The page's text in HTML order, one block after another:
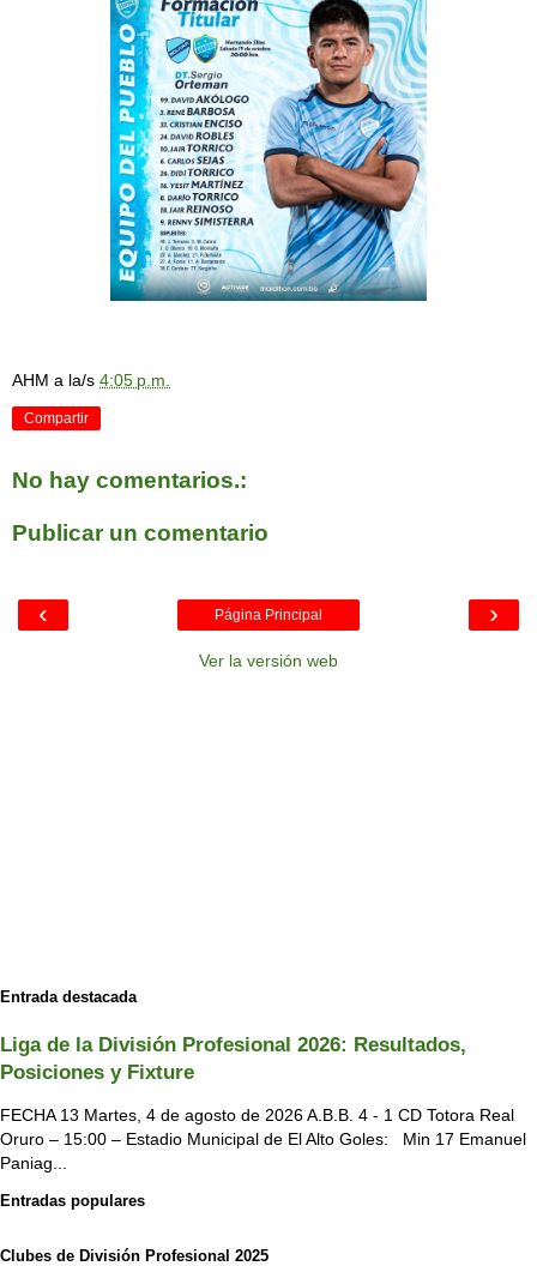
AHM a la/s 4:05 p.m.
Compartir
No hay comentarios.:
Publicar un comentario
‹ ›
Página Principal
Ver la versión web
Entrada destacada
Liga de la División Profesional 2026: Resultados,
Posiciones y Fixture
FECHA 13 Martes, 4 de agosto de 2026 A.B.B. 4 - 1 CD Totora Real
Oruro – 15:00 – Estadio Municipal de El Alto Goles: Min 17 Emanuel
Paniag...
Entradas populares
Clubes de División Profesional 2025